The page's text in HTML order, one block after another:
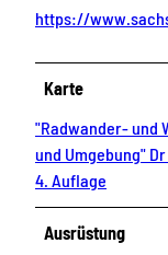
https://
Karte
"Radwander- und
und Umgebung"
4. Auflage
Ausrüstung